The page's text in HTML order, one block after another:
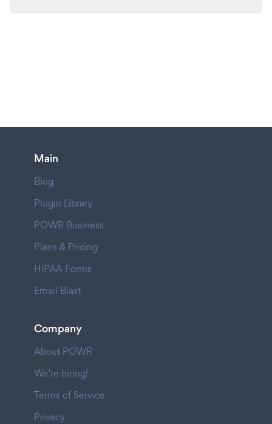
Main
Blog
Plugin Library
POWR Business
Plans & Pricing
HIPAA Forms
Email Blast
Company
About POWR
We're hiring!
Terms of Service
Privacy